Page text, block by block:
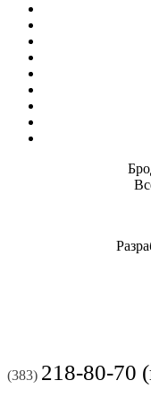
(383) 218-80-70